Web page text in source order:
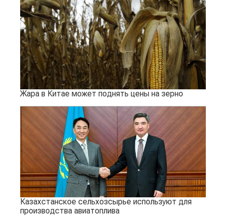
Жара в Китае может поднять цены на зерно
Казахстанское сельхозсырье используют для
производства авиатоплива